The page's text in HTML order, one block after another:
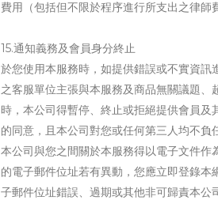
費用（包括但不限於程序進行所支出之律師
15.通知義務及會員身分終止
於您使用本服務時，如提供錯誤或不實資
之客服單位主張與本服務及商品無關議題
時，本公司得暫停、終止或拒絕提供會員
的同意，且本公司對您或任何第三人均不負
本公司與您之間關於本服務得以電子文件
的電子郵件位址若有異動，您應立即登錄
子郵件位址錯誤、過期或其他非可歸責本公